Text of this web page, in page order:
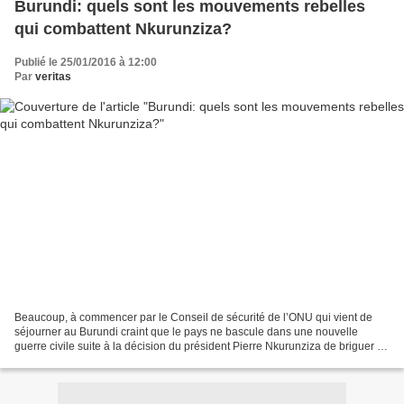
Burundi: quels sont les mouvements rebelles
qui combattent Nkurunziza?
Publié le 25/01/2016 à 12:00
Par veritas
Beaucoup, à commencer par le Conseil de sécurité de l’ONU qui vient de
séjourner au Burundi craint que le pays ne bascule dans une nouvelle
guerre civile suite à la décision du président Pierre Nkurunziza de briguer un